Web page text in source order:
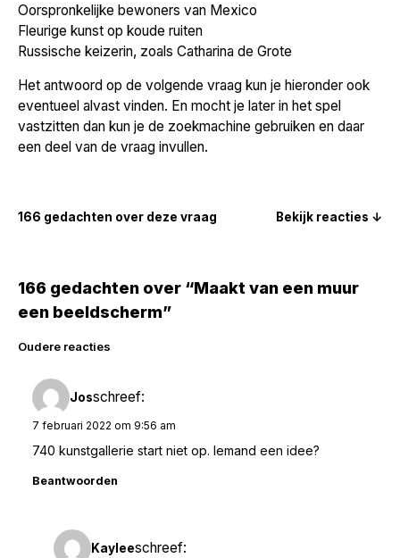
Oorspronkelijke bewoners van Mexico
Fleurige kunst op koude ruiten
Russische keizerin, zoals Catharina de Grote
Het antwoord op de volgende vraag kun je hieronder ook
eventueel alvast vinden. En mocht je later in het spel
vastzitten dan kun je de zoekmachine gebruiken en daar
een deel van de vraag invullen.
166 gedachten over deze vraag Bekijk reacties ↓
166 gedachten over “Maakt van een muur
een beeldscherm”
Reacties
navigatie
Oudere reacties
Josschreef:
7 februari 2022 om 9:56 am
740 kunstgallerie start niet op. Iemand een idee?
Beantwoorden
Kayleeschreef: